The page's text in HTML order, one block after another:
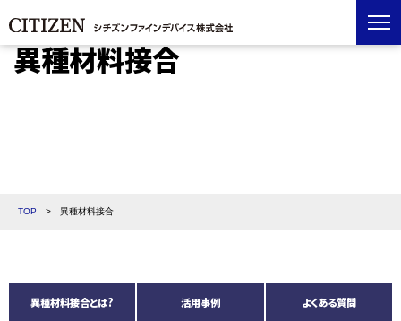
異種材料接合
TOP > 異種材料接合
異種材料接合とは? 活用事例 よくある質問